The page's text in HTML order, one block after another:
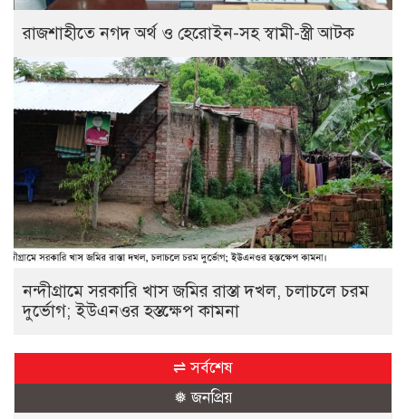
রাজশাহীতে নগদ অর্থ ও হেরোইন-সহ স্বামী-স্ত্রী আটক
নন্দীগ্রামে সরকারি খাস জমির রাস্তা দখল, চলাচলে চরম
দুর্ভোগ; ইউএনওর হস্তক্ষেপ কামনা
⇌ সর্বশেষ
❅ জনপ্রিয়